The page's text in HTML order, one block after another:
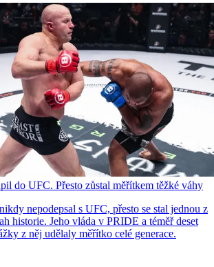
do UFC. Přesto zůstal měřítkem těžké váhy
nepodepsal s UFC, přesto se stal jednou z
historie. Jeho vláda v PRIDE a téměř deset
z něj udělaly měřítko celé generace.